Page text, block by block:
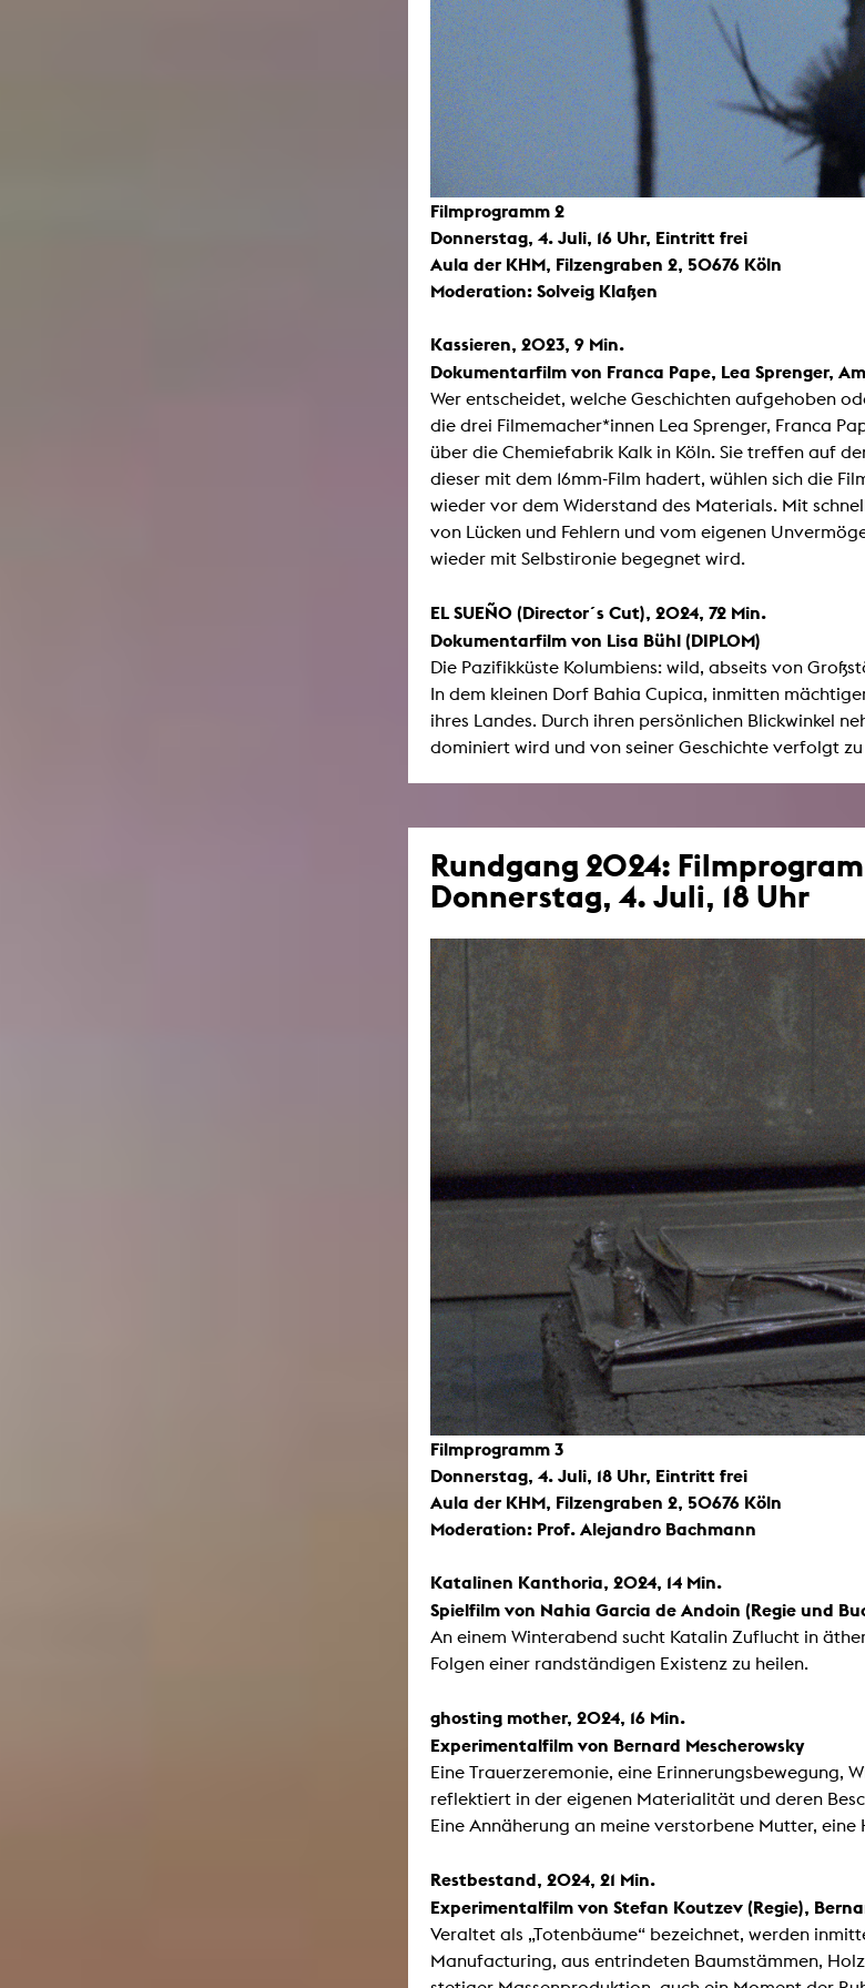
Filmprogramm 2
Donnerstag, 4. Juli, 16 Uhr, Eintritt frei
Aula der KHM, Filzengraben 2, 50676 Köln
Moderation: Solveig Klaßen
Kassieren, 2023, 9 Min.
Dokumentarfilm von Franca Pape, Lea Sprenger,
Wer entscheidet, welche Geschichten aufgehoben
die drei Filmemacher*innen Lea Sprenger, Franca
über die Chemiefabrik Kalk in Köln. Sie treffen auf
dieser mit dem 16mm-Film hadert, wühlen sich die
wieder vor dem Widerstand des Materials. Mit
von Lücken und Fehlern und vom eigenen
wieder mit Selbstironie begegnet wird.
EL SUEÑO (Director´s Cut), 2024, 72 Min.
Dokumentarfilm von Lisa Bühl (DIPLOM)
Die Pazifikküste Kolumbiens: wild, abseits von
In dem kleinen Dorf Bahia Cupica, inmitten
ihres Landes. Durch ihren persönlichen Blickwinkel
dominiert wird und von seiner Geschichte verfolgt zu
Rundgang 2024:
Donnerstag, 4. Juli, 18 Uhr
Filmprogramm 3
Donnerstag, 4. Juli, 18 Uhr, Eintritt frei
Aula der KHM, Filzengraben 2, 50676 Köln
Moderation: Prof. Alejandro Bachmann
Katalinen Kanthoria, 2024, 14 Min.
Spielfilm von Nahia Garcia de Andoin (Regie und
An einem Winterabend sucht Katalin Zuflucht in
Folgen einer randständigen Existenz zu heilen.
ghosting mother, 2024, 16 Min.
Experimentalfilm von Bernard Mescherowsky
Eine Trauerzeremonie, eine Erinnerungsbewegung,
reflektiert in der eigenen Materialität und deren
Eine Annäherung an meine verstorbene Mutter, eine
Restbestand, 2024, 21 Min.
Experimentalfilm von Stefan Koutzev (Regie),
Veraltet als „Totenbäume“ bezeichnet, werden
Manufacturing, aus entrindeten Baumstämmen,